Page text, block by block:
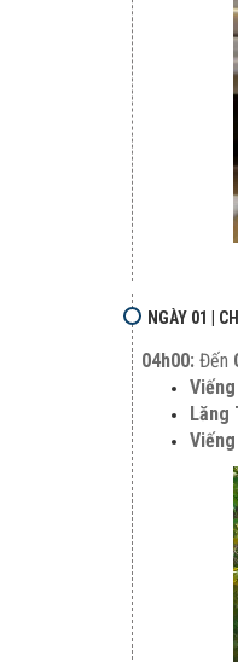
NGÀY 01 |
04h00: Đến
Lăng